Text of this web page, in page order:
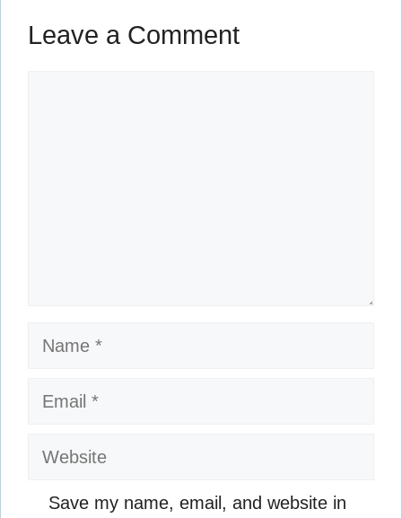
Leave a Comment
Name
Email
Website
Save my name, email, and website in